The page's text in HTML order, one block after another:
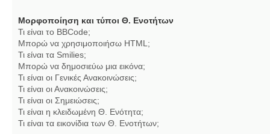
Μορφοποίηση και τύποι Θ. Ενοτήτων
Τι είναι το BBCode;
Μπορώ να χρησιμοποιήσω HTML;
Τι είναι τα Smilies;
Μπορώ να δημοσιεύω μια εικόνα;
Τι είναι οι Γενικές Ανακοινώσεις;
Τι είναι οι Ανακοινώσεις;
Τι είναι οι Σημειώσεις;
Τι είναι η κλειδωμένη Θ. Ενότητα;
Τι είναι τα εικονίδια των Θ. Ενοτήτων;